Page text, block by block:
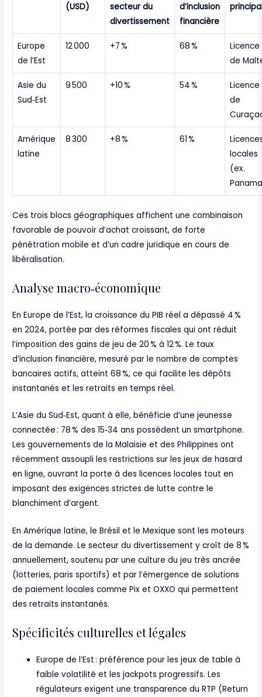
(USD)
secteur du
divertissement
d’inclusion
financière
Europe
de l’Est
12 000 +7 % 68 %
Licence
de
Asie du
Sud‑Est
9 500 +10 % 54 %
Licence
de
Amérique
latine
8 300 +8 % 61 %
locales
(ex.
Ces trois blocs géographiques affichent une combinaison
favorable de pouvoir d’achat croissant, de forte
pénétration mobile et d’un cadre juridique en cours de
libéralisation.
Analyse macro‑économique
En Europe de l’Est, la croissance du PIB réel a dépassé 4 %
en 2024, portée par des réformes fiscales qui ont réduit
l’imposition des gains de jeu de 20 % à 12 %. Le taux
d’inclusion financière, mesuré par le nombre de comptes
bancaires actifs, atteint 68 %, ce qui facilite les dépôts
instantanés et les retraits en temps réel.
L’Asie du Sud‑Est, quant à elle, bénéficie d’une jeunesse
connectée : 78 % des 15‑34 ans possèdent un smartphone.
Les gouvernements de la Malaisie et des Philippines ont
récemment assoupli les restrictions sur les jeux de hasard
en ligne, ouvrant la porte à des licences locales tout en
imposant des exigences strictes de lutte contre le
blanchiment d’argent.
En Amérique latine, le Brésil et le Mexique sont les moteurs
de la demande. Le secteur du divertissement y croît de 8 %
annuellement, soutenu par une culture du jeu très ancrée
(lotteries, paris sportifs) et par l’émergence de solutions
de paiement locales comme Pix et OXXO qui permettent
des retraits instantanés.
Spécificités culturelles et légales
Europe de l’Est : préférence pour les jeux de table à
faible volatilité et les jackpots progressifs. Les
régulateurs exigent une transparence du RTP (Return